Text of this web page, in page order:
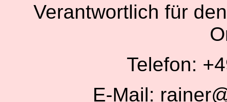
Verantwortlich für
Telefon:
E-Mail: